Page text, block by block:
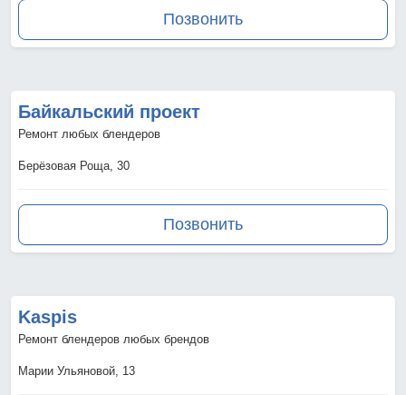
Позвонить
Байкальский проект
Ремонт любых блендеров
Берёзовая Роща, 30
Позвонить
Kaspis
Ремонт блендеров любых брендов
Марии Ульяновой, 13